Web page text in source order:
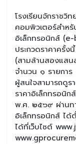
โรงเรียนจักราชวิท
คอมพิวเตอร์สำหรั
อิเล็กทรอนิกส์ (e-
ประกวดราคาครั้
(สามล้านสองแส
จำนวน ๑ รายการ
ผู้สนใจสามารถดูร
ราคาอิเล็กทรอนิ
พ.ศ. ๒๕๖๙ ผ่านท
อิเล็กทรอนิกส์ ได้
ได้ที่เว็บไซต์